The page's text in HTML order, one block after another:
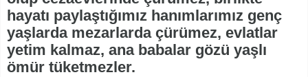
hayatı paylaştığımız hanımlarımız genç
yaşlarda mezarlarda çürümez, evlatlar
yetim kalmaz, ana babalar gözü yaşlı
ömür tüketmezler.